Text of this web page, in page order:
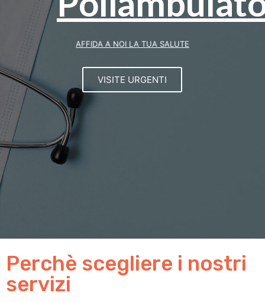
AFFIDA A NOI LA TUA SALUTE
VISITE URGENTI
Perchè scegliere i nostri
servizi